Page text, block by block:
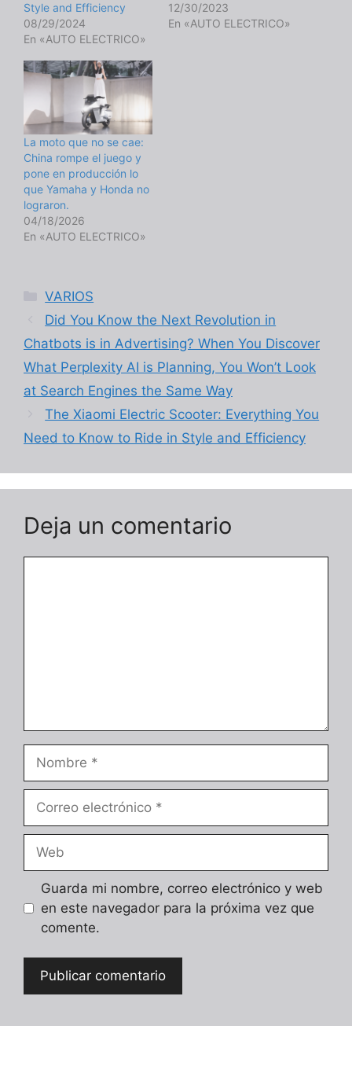
Style and Efficiency
08/29/2024
En «AUTO ELECTRICO»
12/30/2023
En «AUTO ELECTRICO»
La moto que no se cae:
China rompe el juego y
pone en producción lo
que Yamaha y Honda no
lograron.
04/18/2026
En «AUTO ELECTRICO»
Categorías
VARIOS
Did You Know the Next Revolution in
Chatbots is in Advertising? When You Discover
What Perplexity AI is Planning, You Won’t Look
at Search Engines the Same Way
The Xiaomi Electric Scooter: Everything You
Need to Know to Ride in Style and Efficiency
Deja un comentario
electrónico
Guarda mi nombre, correo electrónico y web
en este navegador para la próxima vez que
comente.